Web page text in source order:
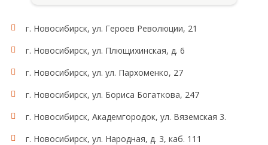
г. Новосибирск, ул. Героев Революции, 21
г. Новосибирск, ул. Плющихинская, д. 6
г. Новосибирск, ул. ул. Пархоменко, 27
г. Новосибирск, ул. Бориса Богаткова, 247
г. Новосибирск, Академгородок, ул. Вяземская 3.
г. Новосибирск, ул. Народная, д. 3, каб. 111